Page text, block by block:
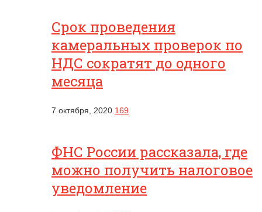
Срок проведения
камеральных проверок по
НДС сократят до одного
месяца
7 октября, 2020 169
ФНС России рассказала, где
можно получить налоговое
уведомление